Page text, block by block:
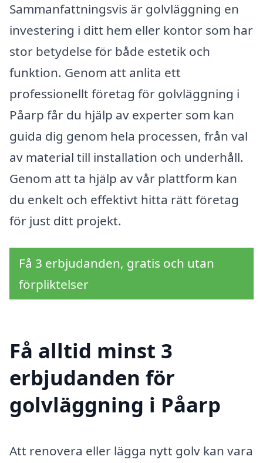
Sammanfattningsvis är golvläggning en
investering i ditt hem eller kontor som har
stor betydelse för både estetik och
funktion. Genom att anlita ett
professionellt företag för golvläggning i
Påarp får du hjälp av experter som kan
guida dig genom hela processen, från val
av material till installation och underhåll.
Genom att ta hjälp av vår plattform kan
du enkelt och effektivt hitta rätt företag
för just ditt projekt.
Få 3 erbjudanden, gratis och utan
förpliktelser
Få alltid minst 3
erbjudanden för
golvläggning i Påarp
Att renovera eller lägga nytt golv kan vara